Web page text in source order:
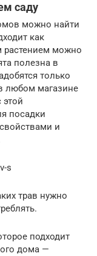
саду
можно найти
как
растением можно
полезна в
только
любом магазине
этой
посадки
и
s
трав нужно
подходит
дома —